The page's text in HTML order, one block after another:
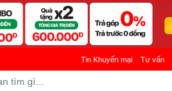
Tin Khuyến mại Tư vấn